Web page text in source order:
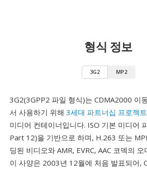
형식 정보
3G2 MP2
3G2(3GPP2 파일 형식)는 CDMA2000 이
서 사용하기 위해 3세대 파트너십 프로젝
미디어 컨테이너입니다. ISO 기본 미디어
Part 12)을 기반으로 하며, H.263 또는
딩된 비디오와 AMR, EVRC, AAC 코덱의
이 사양은 2003년 12월에 처음 발표되어,